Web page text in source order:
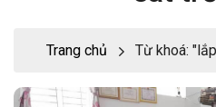
Trang chủ Từ khoá: